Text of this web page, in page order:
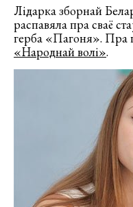
Лідарка зборнай
распавяла пра сваё
герба «Пагоня». Пра
«Народнай волі».